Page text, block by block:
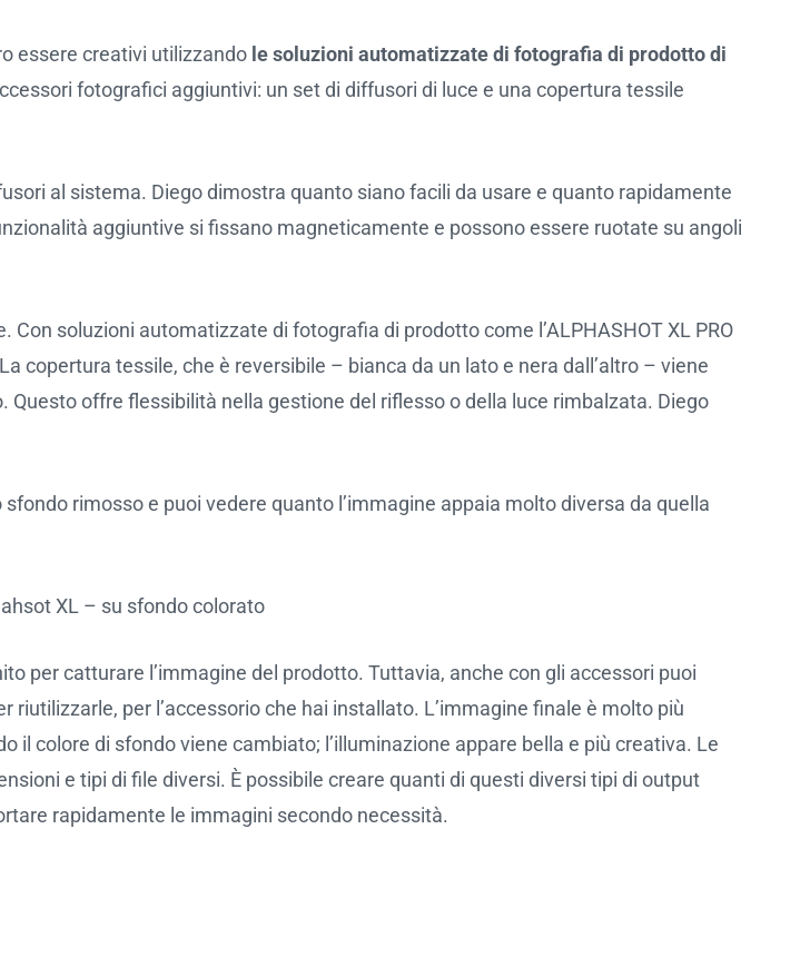
essere creativi utilizzando le soluzioni automatizzate di fotografia di prodotto di
fotografici aggiuntivi: un set di diffusori di luce e una copertura tessile
al sistema. Diego dimostra quanto siano facili da usare e quanto rapidamente
aggiuntive si fissano magneticamente e possono essere ruotate su angoli
soluzioni automatizzate di fotografia di prodotto come l’ALPHASHOT XL PRO
copertura tessile, che è reversibile – bianca da un lato e nera dall’altro – viene
offre flessibilità nella gestione del riflesso o della luce rimbalzata. Diego
rimosso e puoi vedere quanto l’immagine appaia molto diversa da quella
XL – su sfondo colorato
per catturare l’immagine del prodotto. Tuttavia, anche con gli accessori puoi
per l’accessorio che hai installato. L’immagine finale è molto più
colore di sfondo viene cambiato; l’illuminazione appare bella e più creativa. Le
e tipi di file diversi. È possibile creare quanti di questi diversi tipi di output
rapidamente le immagini secondo necessità.